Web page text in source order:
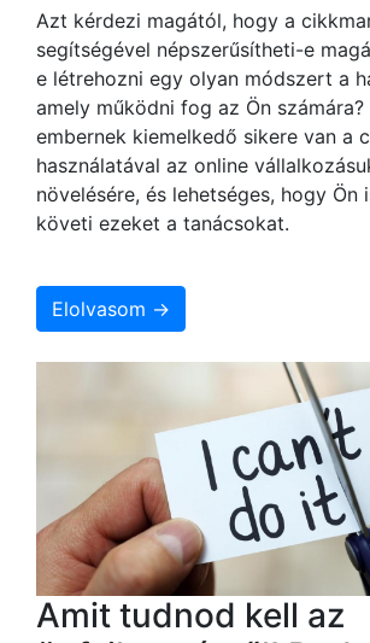
Azt kérdezi magától, hogy a
segítségével népszerűsítheti-e
e létrehozni egy olyan módszert a
amely működni fog az Ön számára?
embernek kiemelkedő sikere van a
használatával az online
növelésére, és lehetséges, hogy Ön
követi ezeket a tanácsokat.
Elolvasom →
Amit tudnod kell az